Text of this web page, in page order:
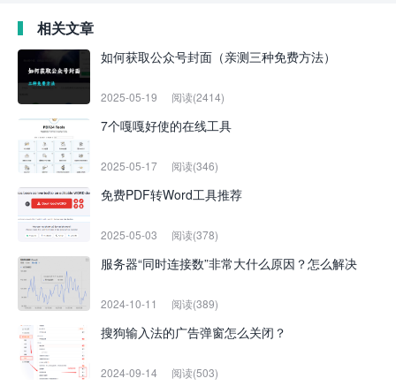
相关文章
如何获取公众号封面（亲测三种免费方法）
2025-05-19 阅读(2414)
7个嘎嘎好使的在线工具
2025-05-17 阅读(346)
免费PDF转Word工具推荐
2025-05-03 阅读(378)
服务器“同时连接数”非常大什么原因？怎么解决
2024-10-11 阅读(389)
搜狗输入法的广告弹窗怎么关闭？
2024-09-14 阅读(503)